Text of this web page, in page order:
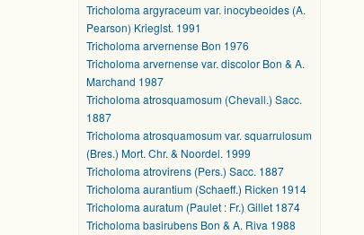
Tricholoma argyraceum var. inocybeoides (A.
Pearson) Krieglst. 1991
Tricholoma arvernense Bon 1976
Tricholoma arvernense var. discolor Bon & A.
Marchand 1987
Tricholoma atrosquamosum (Chevall.) Sacc.
1887
Tricholoma atrosquamosum var. squarrulosum
(Bres.) Mort. Chr. & Noordel. 1999
Tricholoma atrovirens (Pers.) Sacc. 1887
Tricholoma aurantium (Schaeff.) Ricken 1914
Tricholoma auratum (Paulet : Fr.) Gillet 1874
Tricholoma basirubens Bon & A. Riva 1988